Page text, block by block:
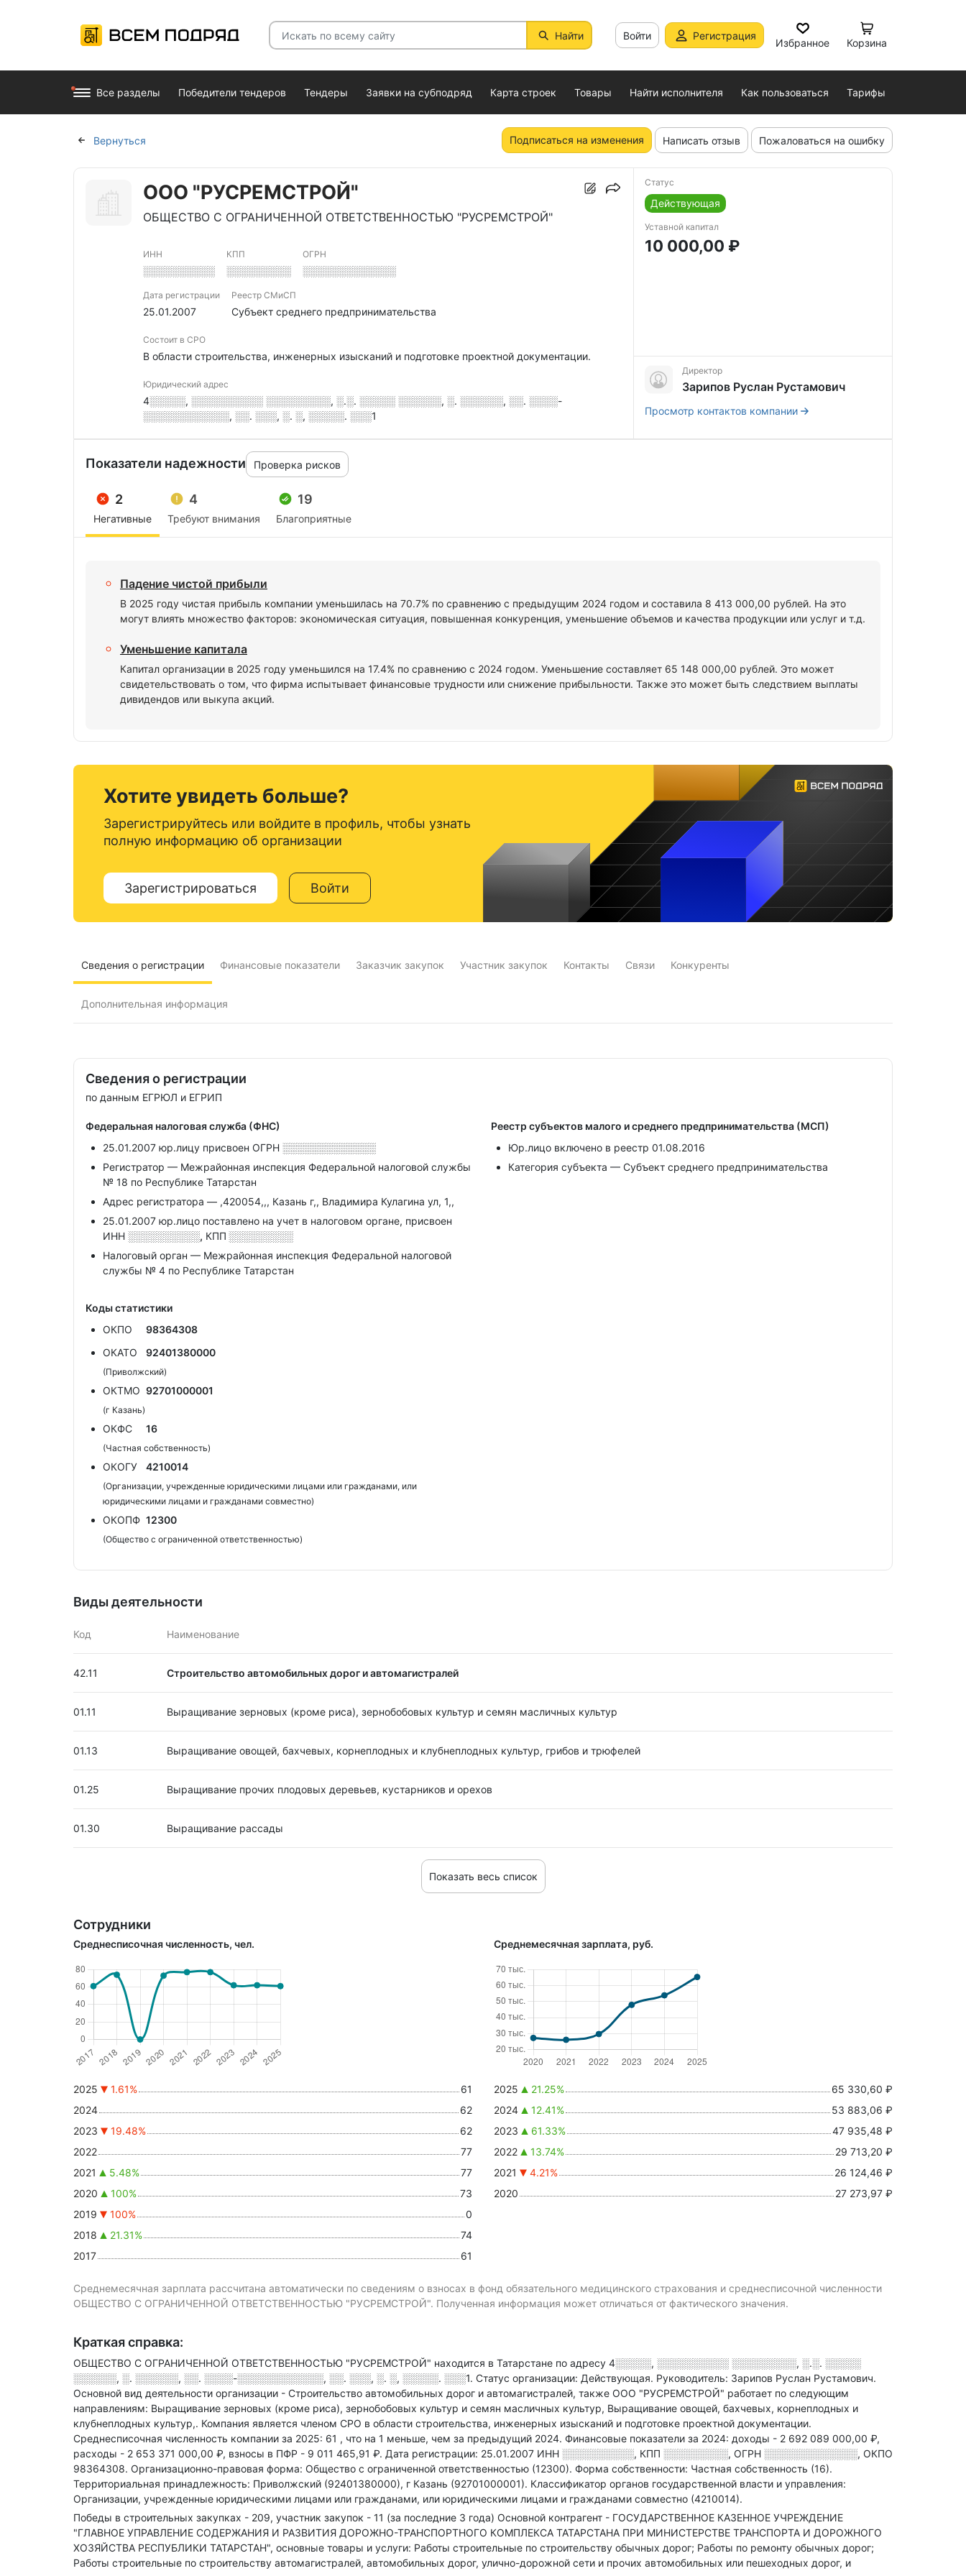
Найти Войти Регистрация
Избранное Корзина
Все разделы Победители тендеров Тендеры Заявки на субподряд Карта строек Товары Найти исполнителя Как пользоваться Тарифы
Вернуться Подписаться на изменения Написать отзыв Пожаловаться на ошибку
ООО "РУСРЕМСТРОЙ"
ОБЩЕСТВО С ОГРАНИЧЕННОЙ ОТВЕТСТВЕННОСТЬЮ "РУСРЕМСТРОЙ"
ИНН
░░░░░░░░░░
КПП
░░░░░░░░░
ОГРН
░░░░░░░░░░░░░
Дата регистрации
25.01.2007
Реестр СМиСП
Субъект среднего предпринимательства
Состоит в СРО
В области строительства, инженерных изысканий и подготовке проектной документации.
Юридический адрес
4░░░░░, ░░░░░░░░░░ ░░░░░░░░░, ░.░. ░░░░░ ░░░░░░, ░. ░░░░░░, ░░. ░░░░-
░░░░░░░░░░░░, ░░. ░░░, ░. ░, ░░░░░. ░░░1
Статус
Действующая
Уставной капитал
10 000,00 ₽
Директор
Зарипов Руслан Рустамович
Просмотр контактов компании
Показатели надежности Проверка рисков
2
Негативные
4
Требуют внимания
19
Благоприятные
Падение чистой прибыли
В 2025 году чистая прибыль компании уменьшилась на 70.7% по сравнению с предыдущим 2024 годом и составила 8 413 000,00 рублей. На это
могут влиять множество факторов: экономическая ситуация, повышенная конкуренция, уменьшение объемов и качества продукции или услуг и т.д.
Уменьшение капитала
Капитал организации в 2025 году уменьшился на 17.4% по сравнению с 2024 годом. Уменьшение составляет 65 148 000,00 рублей. Это может
свидетельствовать о том, что фирма испытывает финансовые трудности или снижение прибыльности. Также это может быть следствием выплаты
дивидендов или выкупа акций.
Хотите увидеть больше?
Зарегистрируйтесь или войдите в профиль, чтобы узнать
полную информацию об организации
Зарегистрироваться Войти
Сведения о регистрации Финансовые показатели Заказчик закупок Участник закупок Контакты Связи Конкуренты
Дополнительная информация
Сведения о регистрации
по данным ЕГРЮЛ и ЕГРИП
Федеральная налоговая служба (ФНС)
25.01.2007 юр.лицу присвоен ОГРН ░░░░░░░░░░░░░
Регистратор — Межрайонная инспекция Федеральной налоговой службы
№ 18 по Республике Татарстан
Адрес регистратора — ,420054,,, Казань г,, Владимира Кулагина ул, 1,,
25.01.2007 юр.лицо поставлено на учет в налоговом органе, присвоен
ИНН ░░░░░░░░░░, КПП ░░░░░░░░░
Налоговый орган — Межрайонная инспекция Федеральной налоговой
службы № 4 по Республике Татарстан
Реестр субъектов малого и среднего предпринимательства (МСП)
Юр.лицо включено в реестр 01.08.2016
Категория субъекта — Субъект среднего предпринимательства
Коды статистики
ОКПО
98364308
ОКАТО
92401380000
(Приволжский)
ОКТМО 92701000001
(г Казань)
ОКФС 16
(Частная собственность)
ОКОГУ 4210014
(Организации, учрежденные юридическими лицами или гражданами, или
юридическими лицами и гражданами совместно)
ОКОПФ 12300
(Общество с ограниченной ответственностью)
Виды деятельности
Код Наименование
42.11 Строительство автомобильных дорог и автомагистралей
01.11 Выращивание зерновых (кроме риса), зернобобовых культур и семян масличных культур
01.13 Выращивание овощей, бахчевых, корнеплодных и клубнеплодных культур, грибов и трюфелей
01.25 Выращивание прочих плодовых деревьев, кустарников и орехов
01.30 Выращивание рассады
Показать весь список
Сотрудники
Среднесписочная численность, чел.
2025 1.61%
61
2024
62
2023
19.48%
62
2022
77
2021
5.48%
77
2020
100%
73
2019
100%
0
2018
21.31%
74
2017
61
Среднемесячная зарплата, руб.
2025 21.25%
65 330,60 ₽
2024
12.41%
53 883,06 ₽
2023
61.33%
47 935,48 ₽
2022
13.74%
29 713,20 ₽
2021
4.21%
26 124,46 ₽
2020
27 273,97 ₽
Среднемесячная зарплата рассчитана автоматически по сведениям о взносах в фонд обязательного медицинского страхования и среднесписочной численности
ОБЩЕСТВО С ОГРАНИЧЕННОЙ ОТВЕТСТВЕННОСТЬЮ "РУСРЕМСТРОЙ". Полученная информация может отличаться от фактического значения.
Краткая справка:
ОБЩЕСТВО С ОГРАНИЧЕННОЙ ОТВЕТСТВЕННОСТЬЮ "РУСРЕМСТРОЙ" находится в Татарстане по адресу 4░░░░░, ░░░░░░░░░░ ░░░░░░░░░, ░.░. ░░░░░
░░░░░░, ░. ░░░░░░, ░░. ░░░░-░░░░░░░░░░░░, ░░. ░░░, ░. ░, ░░░░░. ░░░1. Статус организации: Действующая. Руководитель: Зарипов Руслан Рустамович.
Основной вид деятельности организации - Строительство автомобильных дорог и автомагистралей, также ООО "РУСРЕМСТРОЙ" работает по следующим
направлениям: Выращивание зерновых (кроме риса), зернобобовых культур и семян масличных культур, Выращивание овощей, бахчевых, корнеплодных и
клубнеплодных культур,. Компания является членом СРО в области строительства, инженерных изысканий и подготовке проектной документации.
Среднесписочная численность компании за 2025: 61 , что на 1 меньше, чем за предыдущий 2024. Финансовые показатели за 2024: доходы - 2 692 089 000,00 ₽,
расходы - 2 653 371 000,00 ₽, взносы в ПФР - 9 011 465,91 ₽. Дата регистрации: 25.01.2007 ИНН ░░░░░░░░░░, КПП ░░░░░░░░░, ОГРН ░░░░░░░░░░░░░, ОКПО
98364308. Организационно-правовая форма: Общество с ограниченной ответственностью (12300). Форма собственности: Частная собственность (16).
Территориальная принадлежность: Приволжский (92401380000), г Казань (92701000001). Классификатор органов государственной власти и управления:
Организации, учрежденные юридическими лицами или гражданами, или юридическими лицами и гражданами совместно (4210014).
Победы в строительных закупках - 209, участник закупок - 11 (за последние 3 года) Основной контрагент - ГОСУДАРСТВЕННОЕ КАЗЕННОЕ УЧРЕЖДЕНИЕ
"ГЛАВНОЕ УПРАВЛЕНИЕ СОДЕРЖАНИЯ И РАЗВИТИЯ ДОРОЖНО-ТРАНСПОРТНОГО КОМПЛЕКСА ТАТАРСТАНА ПРИ МИНИСТЕРСТВЕ ТРАНСПОРТА И ДОРОЖНОГО
ХОЗЯЙСТВА РЕСПУБЛИКИ ТАТАРСТАН", основные товары и услуги: Работы строительные по строительству обычных дорог; Работы по ремонту обычных дорог;
Работы строительные по строительству автомагистралей, автомобильных дорог, улично-дорожной сети и прочих автомобильных или пешеходных дорог, и